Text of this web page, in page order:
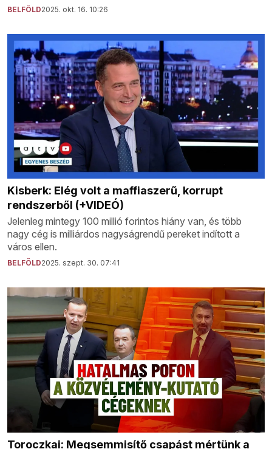
BELFÖLD2025. okt. 16. 10:26
Kisberk: Elég volt a maffiaszerű, korrupt
rendszerből (+VIDEÓ)
Jelenleg mintegy 100 millió forintos hiány van, és több
nagy cég is milliárdos nagyságrendű pereket indított a
város ellen.
BELFÖLD2025. szept. 30. 07:41
Toroczkai: Megsemmisítő csapást mértünk a